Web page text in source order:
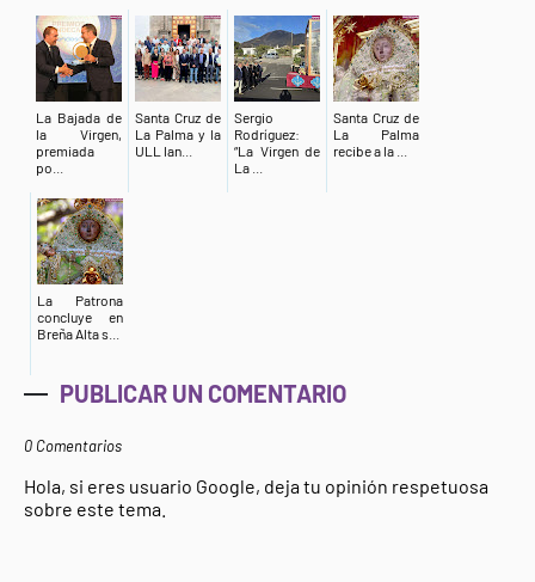
La Bajada de
la Virgen,
premiada
po...
Santa Cruz de
La Palma y la
ULL lan...
Sergio
Rodríguez:
“La Virgen de
La ...
Santa Cruz de
La Palma
recibe a la ...
La Patrona
concluye en
Breña Alta s...
PUBLICAR UN COMENTARIO
0 Comentarios
Hola, si eres usuario Google, deja tu opinión respetuosa
sobre este tema.